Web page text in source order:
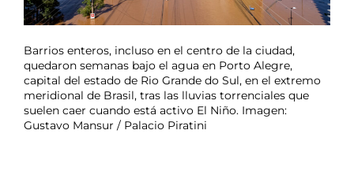
Barrios enteros, incluso en el centro de la ciudad,
quedaron semanas bajo el agua en Porto Alegre,
capital del estado de Rio Grande do Sul, en el extremo
meridional de Brasil, tras las lluvias torrenciales que
suelen caer cuando está activo El Niño. Imagen:
Gustavo Mansur / Palacio Piratini